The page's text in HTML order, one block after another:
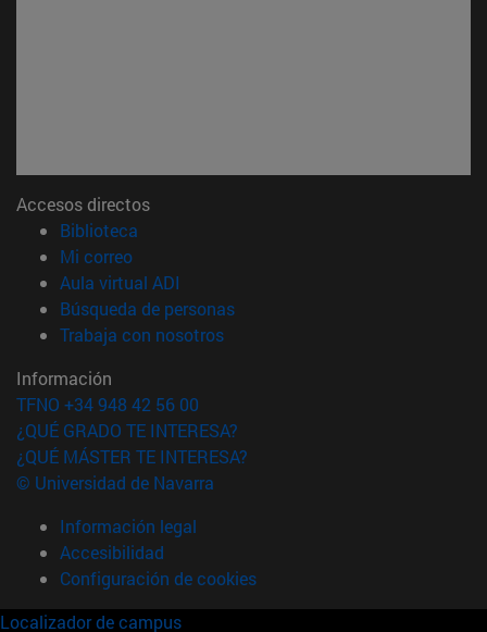
Accesos directos
Biblioteca
Mi correo(abre en nueva ventana)
Aula virtual ADI
Búsqueda de personas(abre en nueva ventana)
Trabaja con nosotros(abre en nueva ventana)
Información
TFNO +34 948 42 56 00
¿QUÉ GRADO TE INTERESA?
¿QUÉ MÁSTER TE INTERESA?
© Universidad de Navarra
Información legal
Accesibilidad
Configuración de cookies
Localizador de campus